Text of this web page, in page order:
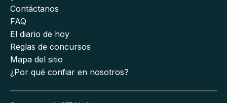
Contáctanos
FAQ
El diario de hoy
Reglas de concursos
Mapa del sitio
¿Por qué confiar en nosotros?